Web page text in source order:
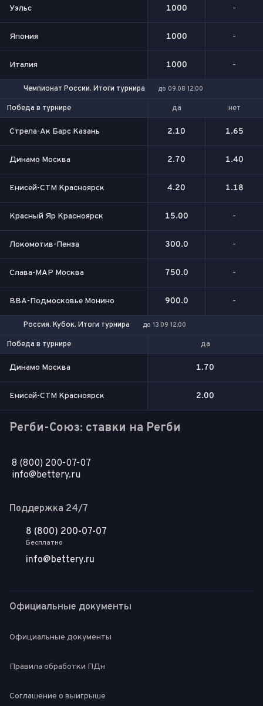
Уэльс 1000 -
Япония 1000 -
Италия 1000 -
Чемпионат России. Итоги турнира до 09.08 12:00
Победа в турнире да нет
Стрела-Ак Барс Казань 2.10 1.65
Динамо Москва 2.70 1.40
Енисей-СТМ Красноярск 4.20 1.18
Красный Яр Красноярск 15.00 -
Локомотив-Пенза 300.0 -
Слава-МАР Москва 750.0 -
ВВА-Подмосковье Монино 900.0 -
Россия. Кубок. Итоги турнира до 13.09 12:00
Победа в турнире да
Динамо Москва 1.70
Енисей-СТМ Красноярск 2.00
Регби-Союз: ставки на Регби
8 (800) 200-07-07
info@bettery.ru
Поддержка 24/7
8 (800) 200-07-07
Бесплатно
info@bettery.ru
Официальные документы
Официальные документы
Правила обработки ПДн
Соглашение о выигрыше